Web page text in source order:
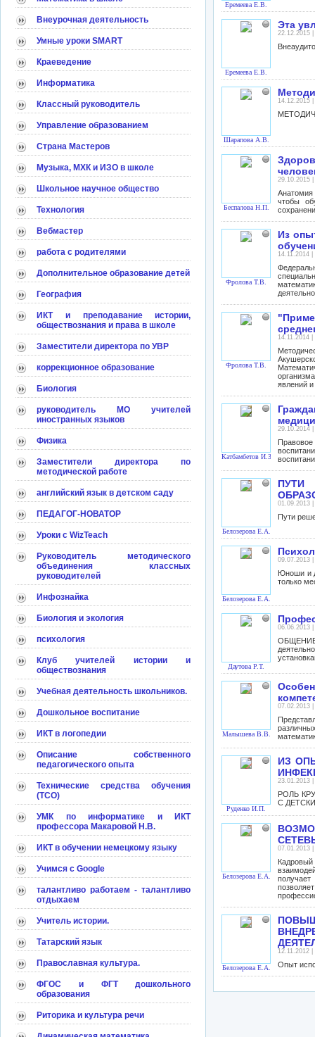
Внеурочная деятельность
Умные уроки SMART
Краеведение
Информатика
Классный руководитель
Управление образованием
Страна Мастеров
Музыка, МХК и ИЗО в школе
Школьное научное общество
Технология
Вебмастер
работа с родителями
Дополнительное образование детей
География
ИКТ и преподавание истории,
обществознания и права в школе
Заместители директора по УВР
коррекционное образование
Биология
руководитель МО учителей
иностранных языков
Физика
Заместители директора по
методической работе
английский язык в детском саду
ПЕДАГОГ-НОВАТОР
Уроки с WizTeach
Руководитель методического
объединения классных
руководителей
Инфознайка
Биология и экология
психология
Клуб учителей истории и
обществознания
Учебная деятельность школьников.
Дошкольное воспитание
ИКТ в логопедии
Описание собственного
педагогического опыта
Технические средства обучения
(ТСО)
УМК по информатике и ИКТ
профессора Макаровой Н.В.
ИКТ в обучении немецкому языку
Учимся с Google
талантливо работаем - талантливо
отдыхаем
Учитель истории.
Татарский язык
Православная культура.
ФГОС и ФГТ дошкольного
образования
Риторика и культура речи
Еремеева Е.В.
Еремеева Е.В.
Эта
22.12.2015
Шарапова А.В.
14.12.2015
Беспалова Н.П.
29.10.2015
Анатомия
чтобы
Фролова Т.В.
Из
14.11.2014
Фролова Т.В.
14.11.2014
явлений
Катбамбетов И.З.
29.10.2014
Белозерова Е.А.
01.09.2013
Пути
Белозерова Е.А.
09.07.2013
Юноши и
только
Даутова Р.Т.
06.06.2013
ОБЩЕНИЕ
Малышева В.В.
07.02.2013
Руденко И.П.
ИЗ
23.01.2013
РОЛЬ
С
Белозерова Е.А.
07.01.2013
Кадровый
Белозерова Е.А.
12.11.2012
Опыт